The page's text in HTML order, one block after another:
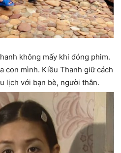
không mấy khi đóng phim.
con mình. Kiều Thanh giữ cách
lịch với bạn bè, người thân.